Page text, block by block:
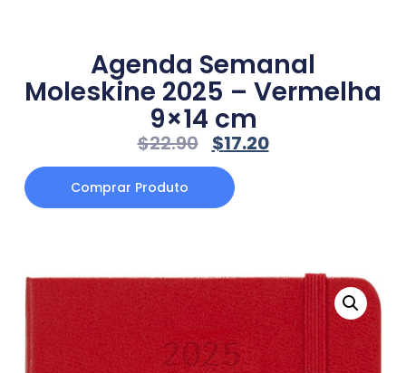
Agenda Semanal
Moleskine 2025 – Vermelha
9×14 cm
$22.90 $17.20
Comprar Produto